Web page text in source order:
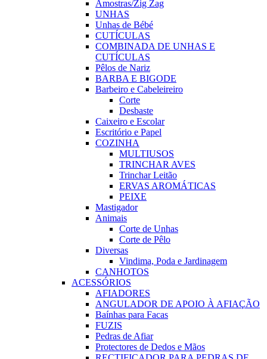
Amostras/Zig Zag
UNHAS
Unhas de Bébé
CUTÍCULAS
COMBINADA DE UNHAS E
CUTÍCULAS
Pêlos de Nariz
BARBA E BIGODE
Barbeiro e Cabeleireiro
Corte
Desbaste
Caixeiro e Escolar
Escritório e Papel
COZINHA
MULTIUSOS
TRINCHAR AVES
Trinchar Leitão
ERVAS AROMÁTICAS
PEIXE
Mastigador
Animais
Corte de Unhas
Corte de Pêlo
Diversas
Vindima, Poda e Jardinagem
CANHOTOS
ACESSÓRIOS
AFIADORES
ANGULADOR DE APOIO À AFIAÇÃO
Baínhas para Facas
FUZIS
Pedras de Afiar
Protectores de Dedos e Mãos